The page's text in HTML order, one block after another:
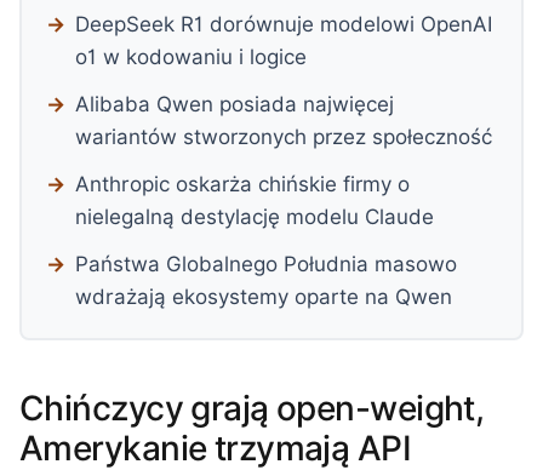
DeepSeek R1 dorównuje modelowi OpenAI
o1 w kodowaniu i logice
Alibaba Qwen posiada najwięcej
wariantów stworzonych przez społeczność
Anthropic oskarża chińskie firmy o
nielegalną destylację modelu Claude
Państwa Globalnego Południa masowo
wdrażają ekosystemy oparte na Qwen
Chińczycy grają open-weight,
Amerykanie trzymają API